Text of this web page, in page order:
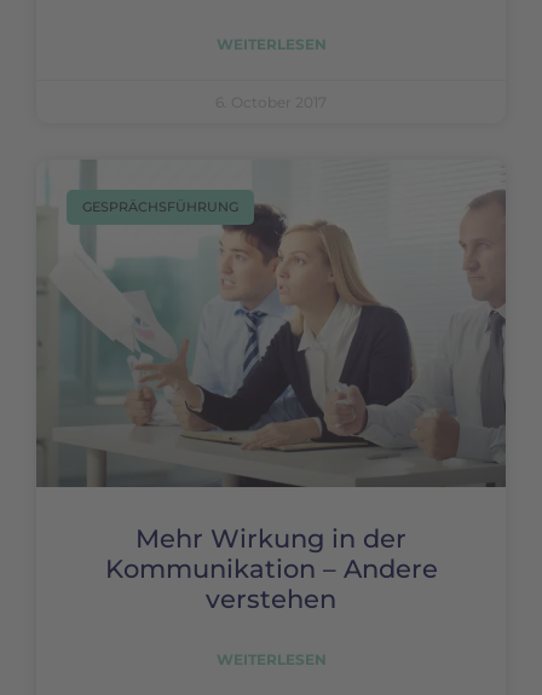
WEITERLESEN
6. October 2017
GESPRÄCHSFÜHRUNG
Mehr Wirkung in der
Kommunikation – Andere
verstehen
WEITERLESEN